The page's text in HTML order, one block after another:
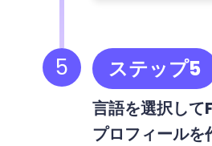
5 ステップ5
言語を選択し
プロフィールを